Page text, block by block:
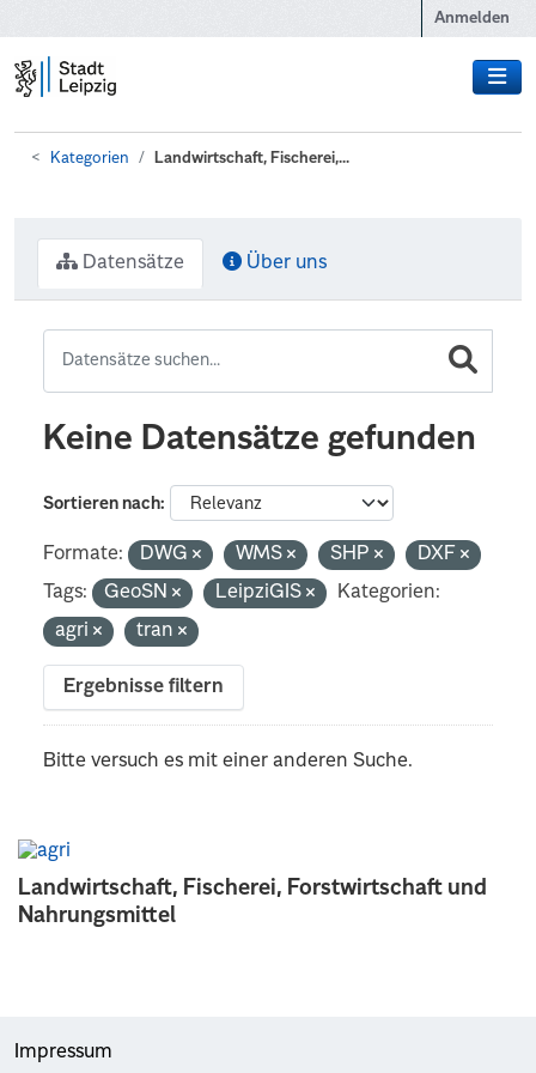
Anmelden
Kategorien Landwirtschaft, Fischerei,...
Landwirtschaft, Fischerei, Forstwirtschaft und
Nahrungsmittel
Datensätze Über uns
Keine Datensätze gefunden
Sortieren nach
Formate: DWG WMS SHP
DXF
Tags:
GeoSN LeipziGIS
Kategorien:
agri
tran
Ergebnisse filtern
Bitte versuch es mit einer anderen Suche.
Impressum